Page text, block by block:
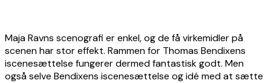
Maja Ravns scenografi er enkel, og de få virkemidler på
scenen har stor effekt. Rammen for Thomas Bendixens
iscenesættelse fungerer dermed fantastisk godt. Men
også selve Bendixens iscenesættelse og idé med at sætte